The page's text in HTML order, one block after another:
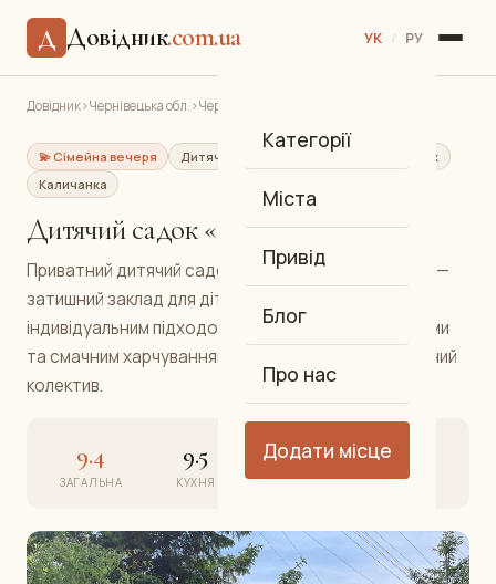
Д Довідник.com.ua УК / РУ
Категорії
Міста
Привід
Блог
Про нас
Додати місце
Довідник›Чернівецька обл.›Чернівці
💫 Сімейна вечеря Дитячий садок
Приватний дитсадок
Каличанка
Дитячий садок «Соняшник»
Приватний дитячий садок «Соняшник» у Каличанці —
затишний заклад для дітей від 1,5 до 6 років з
індивідуальним підходом, розвивальними заняттями
та смачним харчуванням. Ліцензований педагогічний
колектив.
9.4
ЗАГАЛЬНА
9.5
КУХНЯ
9.3
АТМОСФЕРА
9.4
СЕРВІС